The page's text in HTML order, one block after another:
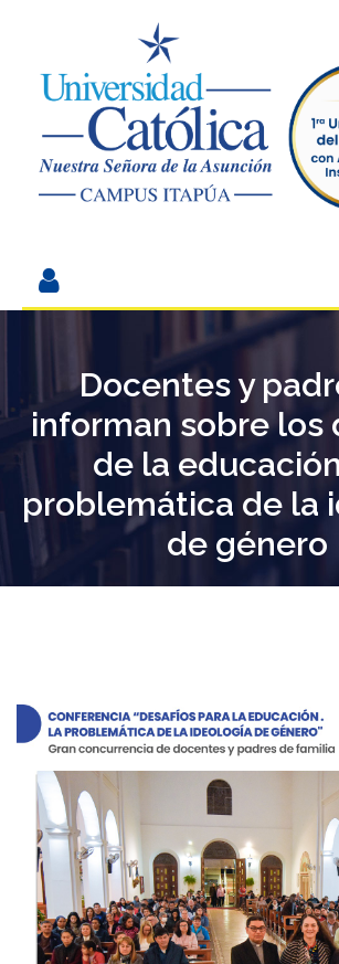
Docentes y
informan sobre los
de la
problemática de la
de género